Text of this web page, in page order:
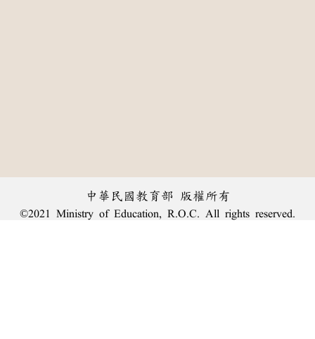
中華民國教育部 版權所有
©2021 Ministry of Education, R.O.C. All rights reserved.